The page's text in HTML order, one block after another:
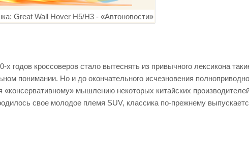
х годов кроссоверов стало вытеснять из привычного лексикона
понимании. Но и до окончательного исчезновения
«консервативному» мышлению некоторых китайских
свое молодое племя SUV, классика по-прежнему